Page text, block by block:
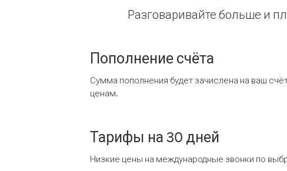
Разговаривайте больше и
Пополнение счёта
Сумма пополнения будет зачислена на ваш
ценам.
Тарифы на 30 дней
Низкие цены на международные звонки по